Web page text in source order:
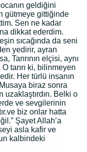
geldiğini
gütmeye gittiğinde
Sen ne kadar
dikkat ederdim.
sıcağında da seni
yedirir, ayran
Tanrının elçisi, aynı
tanrı ki, bilinmeyen
Her türlü insanın
biraz sonra
Belki o
ve sevgilerinin
biz onlar hatta
Şayet Allah’a
asla kafir ve
kalbindeki